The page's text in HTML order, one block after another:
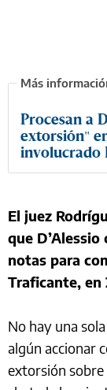
Procesan a
extorsión"
involucrado
El juez
que
notas para
Traficante, en
No hay una
algún accionar
extorsión sobre